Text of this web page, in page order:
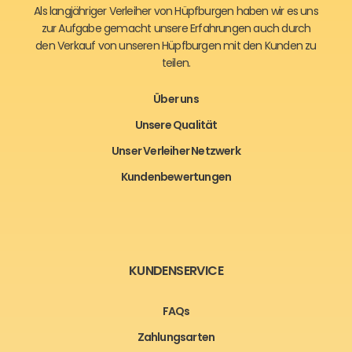
Als langjähriger Verleiher von Hüpfburgen haben wir es uns
zur Aufgabe gemacht unsere Erfahrungen auch durch
den Verkauf von unseren Hüpfburgen mit den Kunden zu
teilen.
Über uns
Unsere Qualität
Unser Verleiher Netzwerk
Kundenbewertungen
KUNDENSERVICE
FAQs
Zahlungsarten